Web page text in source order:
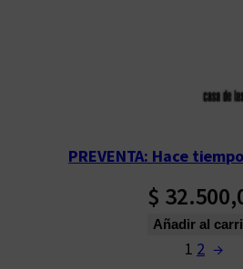
PREVENTA: Hace
$
Añadir al
1 2 →